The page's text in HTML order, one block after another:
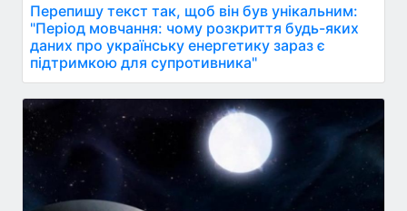
Перепишу текст так, щоб він був унікальним:
"Період мовчання: чому розкриття будь-яких
даних про українську енергетику зараз є
підтримкою для супротивника"